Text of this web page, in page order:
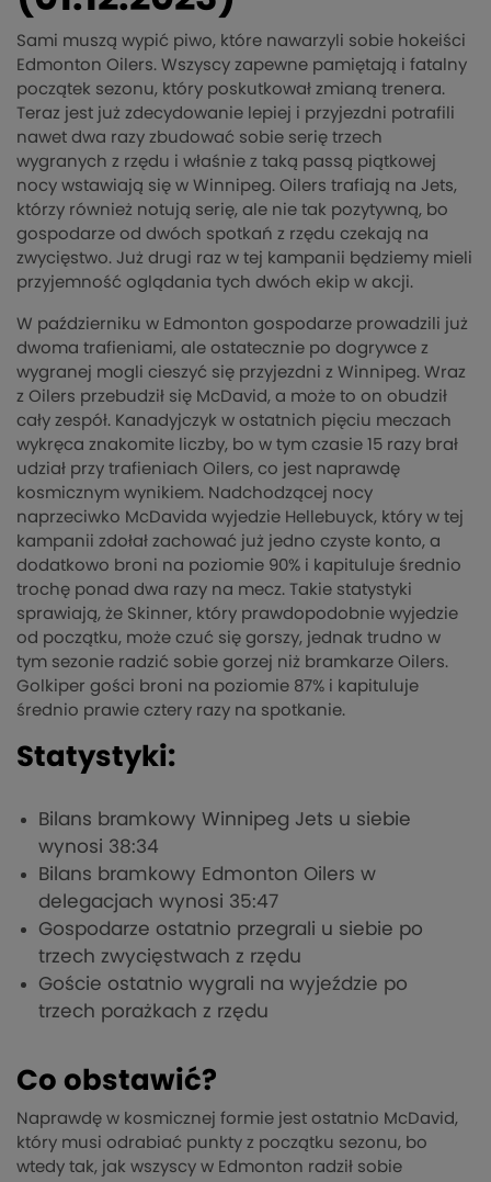
Sami muszą wypić piwo, które nawarzyli sobie hokeiści
Edmonton Oilers. Wszyscy zapewne pamiętają i fatalny
początek sezonu, który poskutkował zmianą trenera.
Teraz jest już zdecydowanie lepiej i przyjezdni potrafili
nawet dwa razy zbudować sobie serię trzech
wygranych z rzędu i właśnie z taką passą piątkowej
nocy wstawiają się w Winnipeg. Oilers trafiają na Jets,
którzy również notują serię, ale nie tak pozytywną, bo
gospodarze od dwóch spotkań z rzędu czekają na
zwycięstwo. Już drugi raz w tej kampanii będziemy mieli
przyjemność oglądania tych dwóch ekip w akcji.
W październiku w Edmonton gospodarze prowadzili już
dwoma trafieniami, ale ostatecznie po dogrywce z
wygranej mogli cieszyć się przyjezdni z Winnipeg. Wraz
z Oilers przebudził się McDavid, a może to on obudził
cały zespół. Kanadyjczyk w ostatnich pięciu meczach
wykręca znakomite liczby, bo w tym czasie 15 razy brał
udział przy trafieniach Oilers, co jest naprawdę
kosmicznym wynikiem. Nadchodzącej nocy
naprzeciwko McDavida wyjedzie Hellebuyck, który w tej
kampanii zdołał zachować już jedno czyste konto, a
dodatkowo broni na poziomie 90% i kapituluje średnio
trochę ponad dwa razy na mecz. Takie statystyki
sprawiają, że Skinner, który prawdopodobnie wyjedzie
od początku, może czuć się gorszy, jednak trudno w
tym sezonie radzić sobie gorzej niż bramkarze Oilers.
Golkiper gości broni na poziomie 87% i kapituluje
średnio prawie cztery razy na spotkanie.
Statystyki:
Bilans bramkowy Winnipeg Jets u siebie
wynosi 38:34
Bilans bramkowy Edmonton Oilers w
delegacjach wynosi 35:47
Gospodarze ostatnio przegrali u siebie po
trzech zwycięstwach z rzędu
Goście ostatnio wygrali na wyjeździe po
trzech porażkach z rzędu
Co obstawić?
Naprawdę w kosmicznej formie jest ostatnio McDavid,
który musi odrabiać punkty z początku sezonu, bo
wtedy tak, jak wszyscy w Edmonton radził sobie